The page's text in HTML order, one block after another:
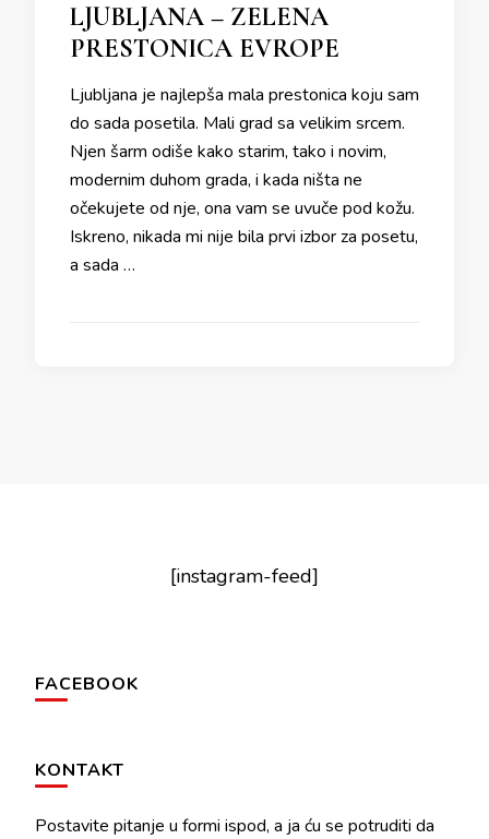
LJUBLJANA – ZELENA
PRESTONICA EVROPE
Ljubljana je najlepša mala prestonica koju sam
do sada posetila. Mali grad sa velikim srcem.
Njen šarm odiše kako starim, tako i novim,
modernim duhom grada, i kada ništa ne
očekujete od nje, ona vam se uvuče pod kožu.
Iskreno, nikada mi nije bila prvi izbor za posetu,
a sada …
[instagram-feed]
FACEBOOK
KONTAKT
Postavite pitanje u formi ispod, a ja ću se potruditi da